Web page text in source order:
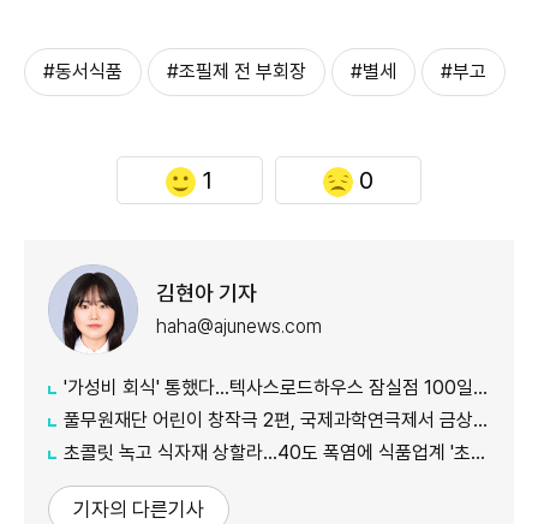
#동서식품 #조필제 전 부회장 #별세 #부고
1 0
김현아 기자
haha@ajunews.com
'가성비 회식' 통했다…텍사스로드하우스 잠실점 100일만 5.5만명 방문
풀무원재단 어린이 창작극 2편, 국제과학연극제서 금상·동상 수상
초콜릿 녹고 식자재 상할라…40도 폭염에 식품업계 '초긴장'
기자의 다른기사